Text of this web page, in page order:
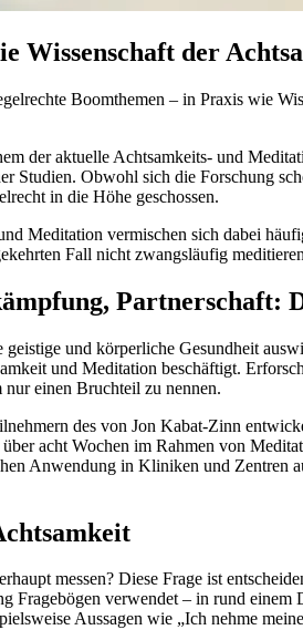
Wissenschaft der
Boomthemen – in Praxis wie
der aktuelle Achtsamkeits- und
Studien. Obwohl sich die Forschung
in die Höhe geschossen.
Meditation vermischen sich dabei
Fall nicht zwangsläufig
und körperliche Gesundheit
und Meditation beschäftigt.
nur einen Bruchteil zu nennen.
des von Jon Kabat-Zinn
acht Wochen im Rahmen von
Anwendung in Kliniken und Zentren
messen? Diese Frage ist
Fragebögen verwendet – in rund
Aussagen wie „Ich nehme